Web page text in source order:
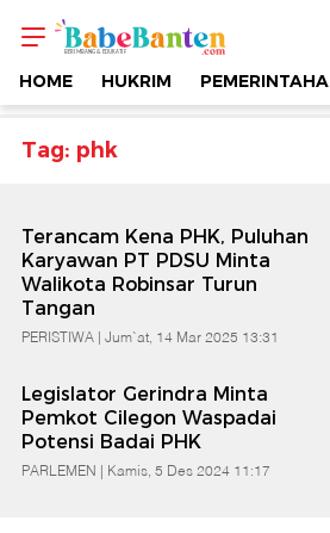
Topik
-
Phk
Berimbang
&
Edukatif
HOME HUKRIM
Tag: phk
Terancam Kena PHK, Puluhan
Karyawan PT PDSU Minta
Walikota Robinsar Turun
Tangan
PERISTIWA | Jum`at, 14 Mar 2025 13:31
Legislator Gerindra Minta
Pemkot Cilegon Waspadai
Potensi Badai PHK
PARLEMEN | Kamis, 5 Des 2024 11:17